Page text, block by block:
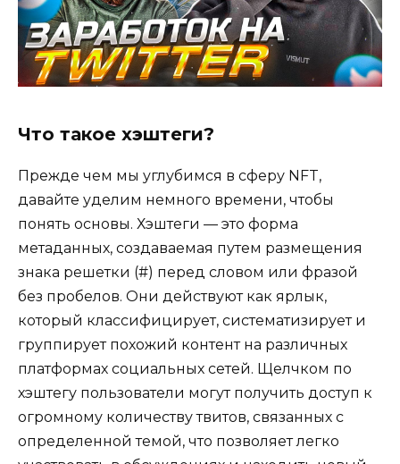
Что такое хэштеги?
Прежде чем мы углубимся в сферу NFT,
давайте уделим немного времени, чтобы
понять основы. Хэштеги — это форма
метаданных, создаваемая путем размещения
знака решетки (#) перед словом или фразой
без пробелов. Они действуют как ярлык,
который классифицирует, систематизирует и
группирует похожий контент на различных
платформах социальных сетей. Щелчком по
хэштегу пользователи могут получить доступ к
огромному количеству твитов, связанных с
определенной темой, что позволяет легко